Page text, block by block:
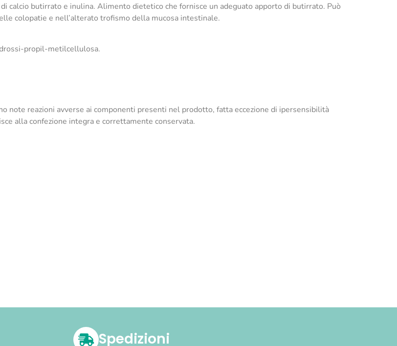
calcio butirrato e inulina. Alimento dietetico che fornisce un adeguato apporto di butirrato. Può
colopatie e nell’alterato trofismo della mucosa intestinale.
propil-metilcellulosa.
note reazioni avverse ai componenti presenti nel prodotto, fatta eccezione di ipersensibilità
alla confezione integra e correttamente conservata.
Spedizioni